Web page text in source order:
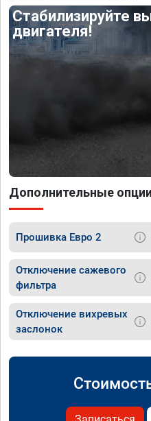
Стабилизируйте
двигателя!
Дополнительные
Прошивка Евро 2
Отключение сажевого
фильтра
Отключение вихревых
заслонок